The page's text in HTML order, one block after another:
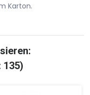
Karton.
135)